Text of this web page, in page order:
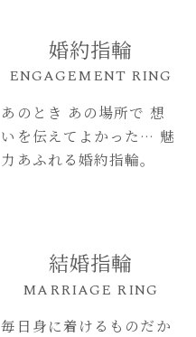
婚約指輪
ENGAGEMENT RING
あのとき あの場所で 想
いを伝えてよかった… 魅
力あふれる婚約指輪。
結婚指輪
MARRIAGE RING
毎日身に着けるものだか